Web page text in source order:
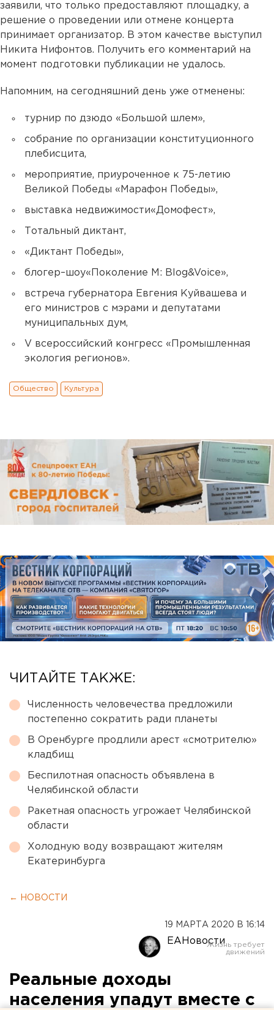
заявили, что только предоставляют площадку, а
решение о проведении или отмене концерта
принимает организатор. В этом качестве выступил
Никита Нифонтов. Получить его комментарий на
момент подготовки публикации не удалось.
Напомним, на сегодняшний день уже отменены:
турнир по дзюдо «Большой шлем»,
собрание по организации конституционного
плебисцита,
мероприятие, приуроченное к 75-летию
Великой Победы «Марафон Победы»,
выставка недвижимости«Домофест»,
Тотальный диктант,
«Диктант Победы»,
блогер–шоу«Поколение М: Blog&Voice»,
встреча губернатора Евгения Куйвашева и
его министров с мэрами и депутатами
муниципальных дум,
V всероссийский конгресс «Промышленная
экология регионов».
Общество Культура
ЧИТАЙТЕ ТАКЖЕ:
Численность человечества предложили
постепенно сократить ради планеты
В Оренбурге продлили арест «смотрителю»
кладбищ
Беспилотная опасность объявлена в
Челябинской области
Ракетная опасность угрожает Челябинской
области
Холодную воду возвращают жителям
Екатеринбурга
← НОВОСТИ
19 МАРТА 2020 В 16:14
ЕАНовости
Реальные доходы
населения упадут вместе с